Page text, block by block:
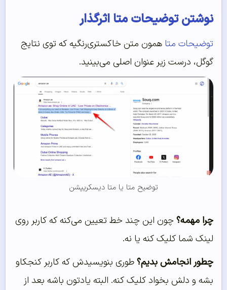
نوشتن توضیحات متا اثرگذار
توضیحات متا همون متن خاکستری‌رنگیه که توی نتایج
گوگل، درست زیر عنوان اصلی می‌بینید.
توضیح متا یا متا دیسکریپشن
چرا مهمه؟ چون این چند خط تعیین می‌کنه که کاربر روی
لینک شما کلیک کنه یا نه.
چطور انجامش بدیم؟طوری بنویسیدش که کاربر کنجکاو
بشه و دلش بخواد کلیک کنه. البته یادتون باشه بعد از